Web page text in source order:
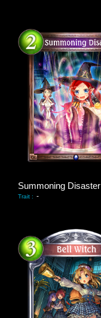
Summoning Disaster
Trait : -